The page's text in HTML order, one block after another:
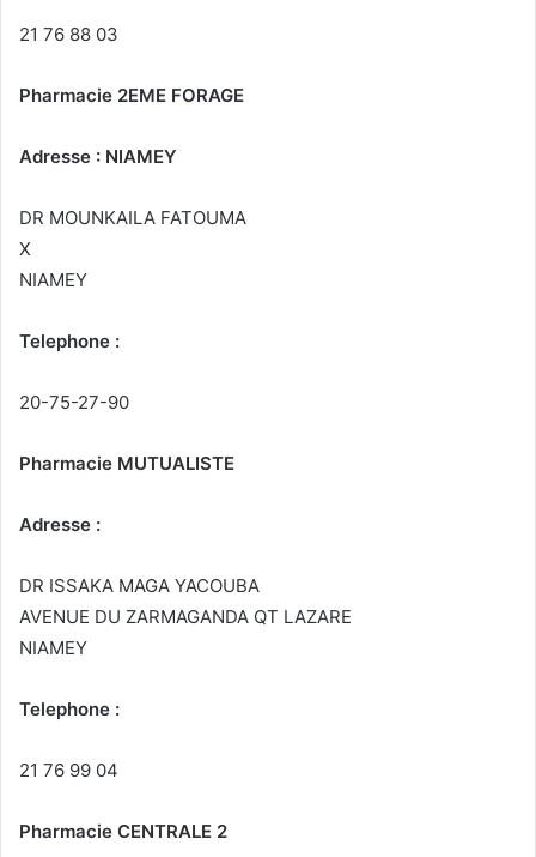
21 76 88 03
Pharmacie 2EME FORAGE
Adresse : NIAMEY
DR MOUNKAILA FATOUMA
X
NIAMEY
Telephone :
20-75-27-90
Pharmacie MUTUALISTE
Adresse :
DR ISSAKA MAGA YACOUBA
AVENUE DU ZARMAGANDA QT LAZARE
NIAMEY
Telephone :
21 76 99 04
Pharmacie CENTRALE 2